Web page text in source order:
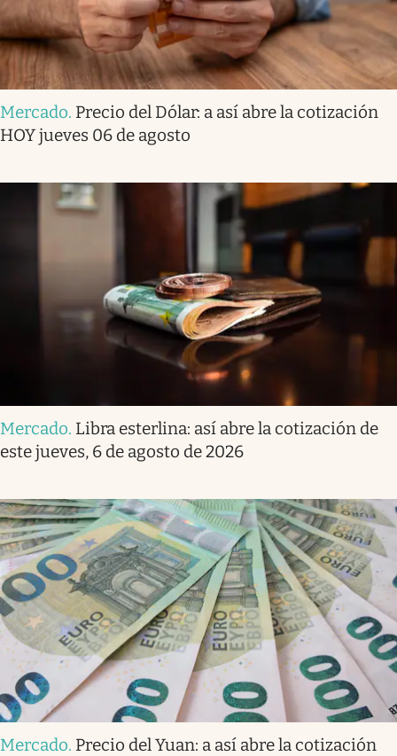
Mercado. Precio del Dólar: a así abre la cotización
HOY jueves 06 de agosto
Mercado. Libra esterlina: así abre la cotización de
este jueves, 6 de agosto de 2026
Mercado. Precio del Yuan: a así abre la cotización